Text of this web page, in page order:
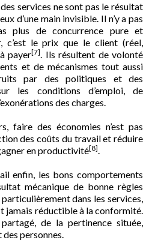
services ne sont pas le résultat
d’une main invisible. Il n’y a pas
plus de concurrence pure et
c’est le prix que le client (réel,
payer[7]. Ils résultent de volonté
et de mécanismes tout aussi
par des politiques et des
les conditions d’emploi, de
des charges.
faire des économies n’est pas
des coûts du travail et réduire
en productivité[8].
enfin, les bons comportements
mécanique de bonne règles
dans les services,
jamais réductible à la conformité.
de la pertinence située,
personnes.